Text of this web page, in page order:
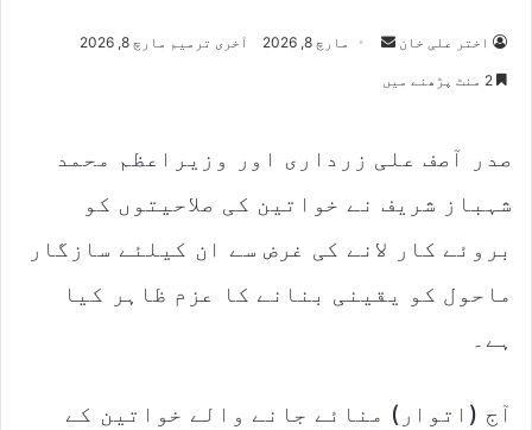
اختر علی خان
Send مارچ 8, 2026 آخری ترمیم مارچ 8, 2026
صدر آصف علی زرداری اور وزیراعظم محمد
شہباز شریف نے خواتین کی صلاحیتوں کو
بروئے کار لانے کی غرض سے ان کیلئے سازگار
ماحول کو یقینی بنانے کا عزم ظاہر کیا
ہے۔
آج (اتوار) منائے جانے والے خواتین کے